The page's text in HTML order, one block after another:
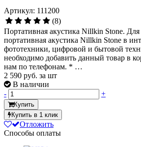
Артикул: 111200
(8)
Портативная акустика Nillkin Stone.
портативная акустика Nillkin Stone в
фототехники, цифровой и бытовой
необходимо добавить данный товар в
нам по телефонам. * …
2 590 руб. за шт
В наличии
-
+
Купить
Купить в 1 клик
Отложить
Способы оплаты